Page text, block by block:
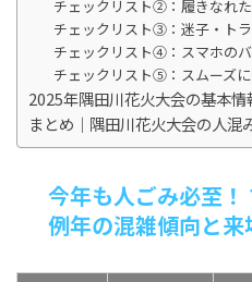
チェックリスト②：履きなれ
チェックリスト③：迷子・ト
チェックリスト④：スマホの
チェックリスト⑤：スムーズ
2025年隅田川花火大会の基本情
まとめ｜隅田川花火大会の人混
今年も人ごみ必至
例年の混雑傾向と来